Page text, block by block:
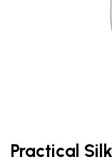
Practical